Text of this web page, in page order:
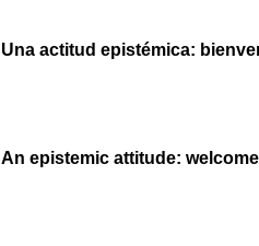
Una actitud epistémica:
An epistemic attitude: